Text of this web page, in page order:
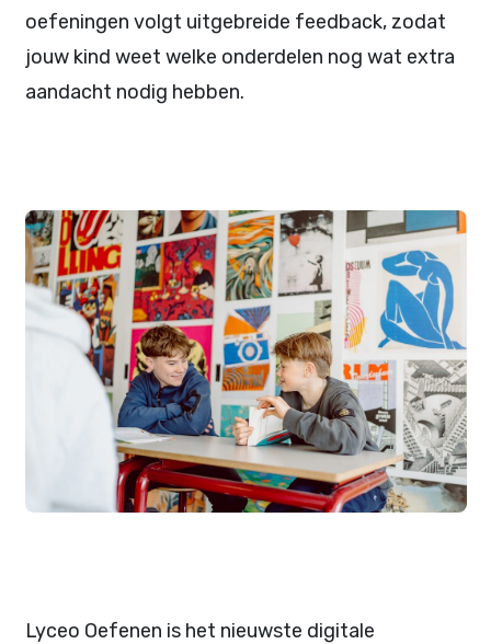
oefeningen volgt uitgebreide feedback, zodat
jouw kind weet welke onderdelen nog wat extra
aandacht nodig hebben.
Lyceo Oefenen is het nieuwste digitale